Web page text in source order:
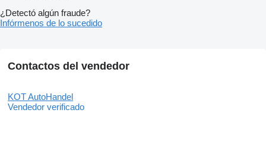
¿Detectó algún fraude?
Infórmenos de lo sucedido
Contactos del vendedor
KOT AutoHandel
Vendedor verificado